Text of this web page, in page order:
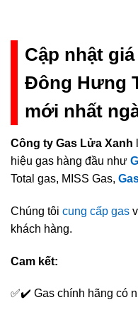
Cập nhật
Đông Hưng
mới nhất
Công ty Gas Lửa Xanh
hiệu gas hàng đầu như
Total gas, MISS Gas,
Chúng tôi cung cấp gas
khách hàng.
Cam kết:
✅✔️ Gas chính hãng có